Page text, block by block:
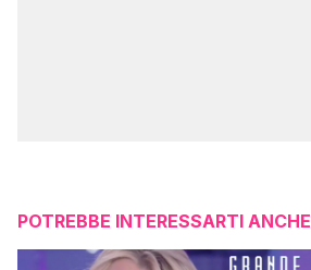
POTREBBE INTERESSARTI ANCHE